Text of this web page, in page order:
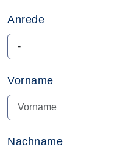
Anrede
Vorname
Nachname